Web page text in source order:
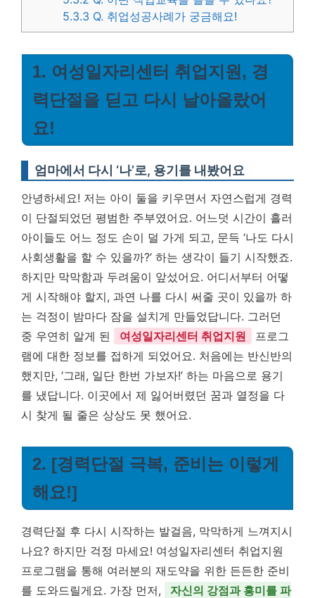
5.3.3 Q. 취업성공사례가 궁금해요!
1. 여성일자리센터 취업지원, 경
력단절을 딛고 다시 날아올랐어
요!
엄마에서 다시 ‘나’로, 용기를 내봤어요
안녕하세요! 저는 아이 둘을 키우면서 자연스럽게 경력
이 단절되었던 평범한 주부였어요. 어느덧 시간이 흘러
아이들도 어느 정도 손이 덜 가게 되고, 문득 ‘나도 다시
사회생활을 할 수 있을까?’ 하는 생각이 들기 시작했죠.
하지만 막막함과 두려움이 앞섰어요. 어디서부터 어떻
게 시작해야 할지, 과연 나를 다시 써줄 곳이 있을까 하
는 걱정이 밤마다 잠을 설치게 만들었답니다. 그러던
중 우연히 알게 된
여성일자리센터 취업지원
프로그
램에 대한 정보를 접하게 되었어요. 처음에는 반신반의
했지만, ‘그래, 일단 한번 가보자!’ 하는 마음으로 용기
를 냈답니다. 이곳에서 제 잃어버렸던 꿈과 열정을 다
시 찾게 될 줄은 상상도 못 했어요.
2. [경력단절 극복, 준비는 이렇게
해요!]
경력단절 후 다시 시작하는 발걸음, 막막하게 느껴지시
나요? 하지만 걱정 마세요! 여성일자리센터 취업지원
프로그램을 통해 여러분의 재도약을 위한 든든한 준비
를 도와드릴게요. 가장 먼저,
자신의 강점과 흥미를 파